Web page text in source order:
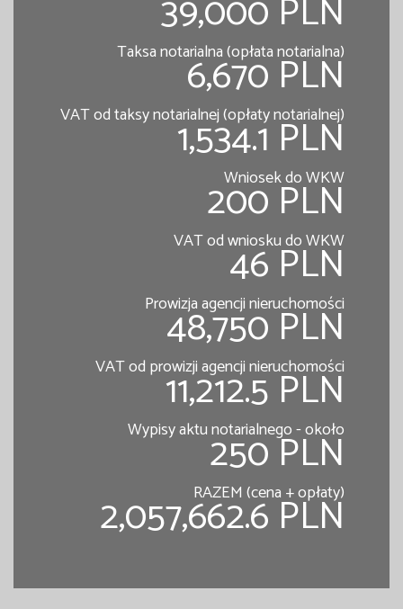
39,000 PLN
Taksa notarialna (opłata notarialna)
6,670 PLN
VAT od taksy notarialnej (opłaty notarialnej)
1,534.1 PLN
Wniosek do WKW
200 PLN
VAT od wniosku do WKW
46 PLN
Prowizja agencji nieruchomości
48,750 PLN
VAT od prowizji agencji nieruchomości
11,212.5 PLN
Wypisy aktu notarialnego - około
250 PLN
RAZEM (cena + opłaty)
2,057,662.6 PLN